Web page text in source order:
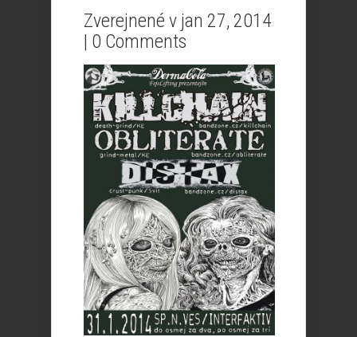
Zverejnené v jan 27, 2014
| 0 Comments